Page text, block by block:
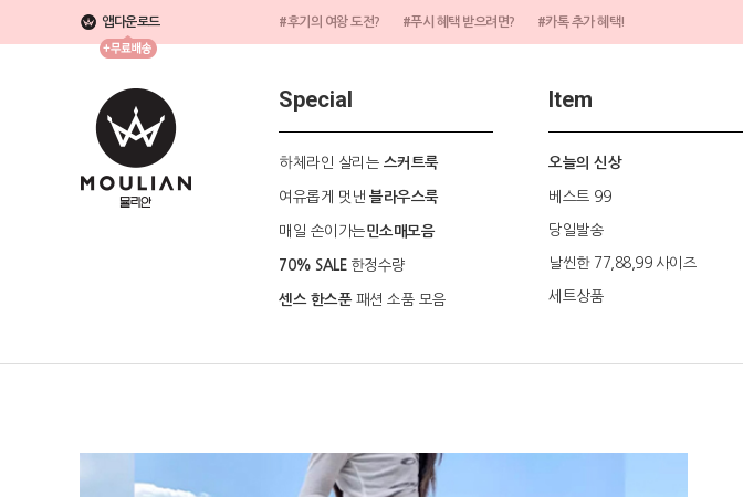
앱다운로드 #후기의 여왕 도전? #푸시 혜택 받으려면? #카톡 추가 혜택!
Special
하체라인 살리는 스커트룩
여유롭게 멋낸 블라우스룩
매일 손이가는민소매모음
70% SALE 한정수량
센스 한스푼패션 소품 모음
Item
오늘의 신상
베스트 99
당일발송
날씬한 77,88,99 사이즈
세트상품